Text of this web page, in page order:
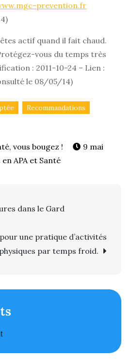
prevention.fr
actif quand il fait chaud.
vous du temps très
: 2011-10-24 – Lien :
le 08/05/14)
Recommandations
9 mai
APA et Santé
dans le Gard
une pratique d’activités
physiques par temps froid.